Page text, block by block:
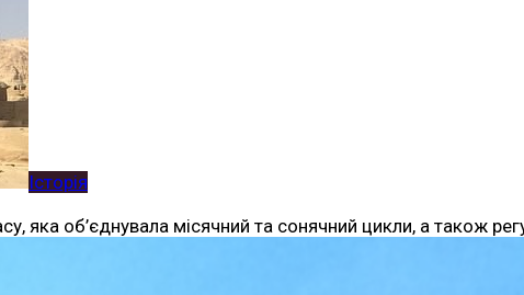
Історія
об’єднувала місячний та сонячний цикли, а також